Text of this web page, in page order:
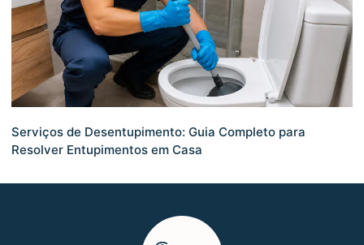
Serviços de Desentupimento: Guia Completo para
Resolver Entupimentos em Casa